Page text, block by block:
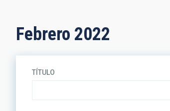
Febrero 2022
TÍTULO